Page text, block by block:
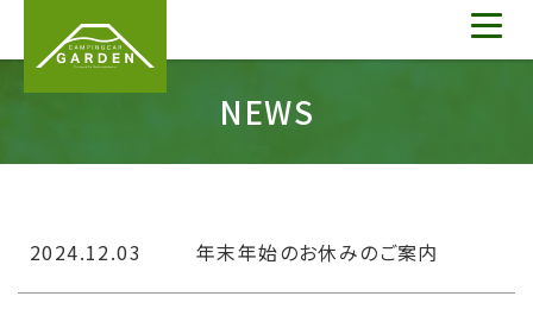
NEWS
2024.12.03 年末年始のお休みのご案内